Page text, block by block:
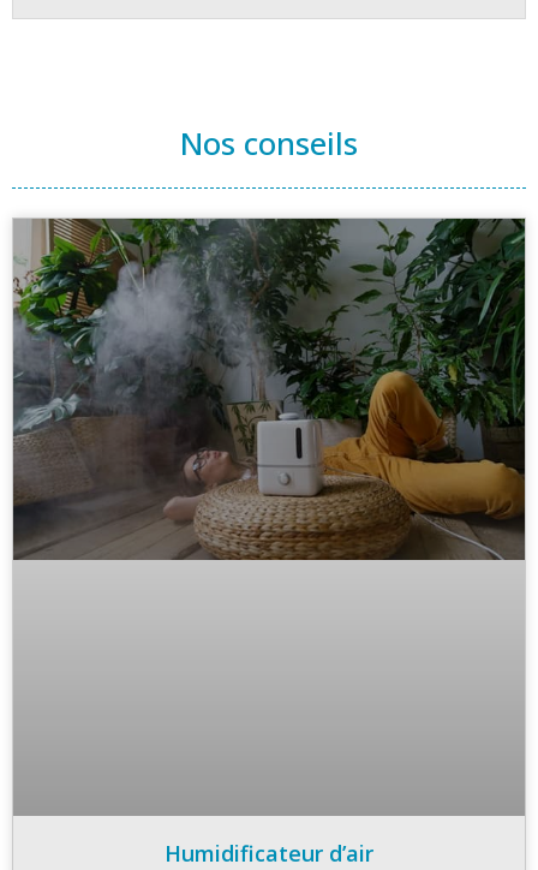
Nos conseils
Humidificateur d’air